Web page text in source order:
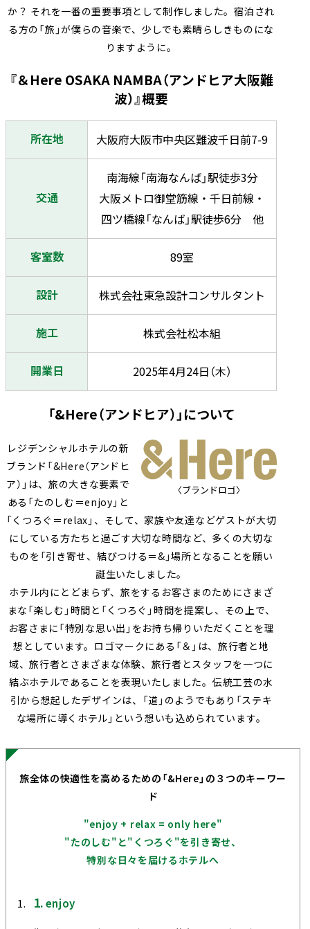
か？ それを一番の重要事項として制作しました。宿泊され
る方の「旅」が僕らの音楽で、少しでも素晴らしきものにな
りますように。
『＆Here OSAKA NAMBA（アンドヒア大阪難
波）』概要
所在地 大阪府大阪市中央区難波千日前7-9
交通
南海線「南海なんば」駅徒歩3分
大阪メトロ御堂筋線・千日前線・
四ツ橋線「なんば」駅徒歩6分 他
客室数 89室
設計 株式会社東急設計コンサルタント
施工 株式会社松本組
開業日 2025年4月24日（木）
「&Here（アンドヒア）」について
〈ブランドロゴ〉
レジデンシャルホテルの新
ブランド「&Here（アンドヒ
ア）」は、旅の大きな要素で
ある「たのしむ＝enjoy」と
「くつろぐ＝relax」、そして、家族や友達などゲストが大切
にしている方たちと過ごす大切な時間など、多くの大切な
ものを「引き寄せ、結びつける＝&」場所となることを願い
誕生いたしました。
ホテル内にとどまらず、旅をするお客さまのためにさまざ
まな「楽しむ」時間と「くつろぐ」時間を提案し、その上で、
お客さまに「特別な思い出」をお持ち帰りいただくことを理
想としています。ロゴマークにある「＆」は、旅行者と地
域、旅行者とさまざまな体験、旅行者とスタッフを一つに
結ぶホテルであることを表現いたしました。伝統工芸の水
引から想起したデザインは、「道」のようでもあり「ステキ
な場所に導くホテル」という想いも込められています。
旅全体の快適性を高めるための「&Here」の３つのキーワー
ド
"enjoy + relax = only here"
"たのしむ"と"くつろぐ"を引き寄せ、
特別な日々を届けるホテルへ
enjoy